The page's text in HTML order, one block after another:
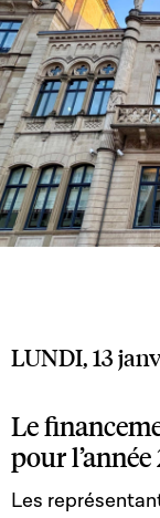
LUNDI, 13
Le
pour l’année
Les